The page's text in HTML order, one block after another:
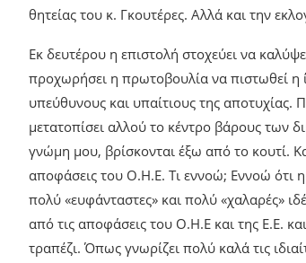
θητείας του κ. Γκουτέρες. Αλλά και την
Εκ δευτέρου η επιστολή στοχεύει να
προχωρήσει η πρωτοβουλία να πιστωθεί η
υπεύθυνους και υπαίτιους της
μετατοπίσει αλλού το κέντρο βάρους των
γνώμη μου, βρίσκονται έξω από το κουτί.
αποφάσεις του Ο.Η.Ε. Τι εννοώ; Εννοώ ότι
πολύ «ευφάνταστες» και πολύ «χαλαρές»
από τις αποφάσεις του Ο.Η.Ε και της Ε.Ε.
τραπέζι. Όπως γνωρίζει πολύ καλά τις